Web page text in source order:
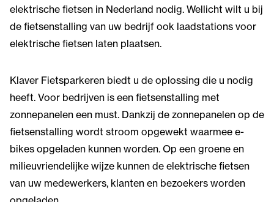
elektrische fietsen in Nederland nodig. Wellicht wilt u bij
de fietsenstalling van uw bedrijf ook laadstations voor
elektrische fietsen laten plaatsen.
Klaver Fietsparkeren biedt u de oplossing die u nodig
heeft. Voor bedrijven is een fietsenstalling met
zonnepanelen een must. Dankzij de zonnepanelen op de
fietsenstalling wordt stroom opgewekt waarmee e-
bikes opgeladen kunnen worden. Op een groene en
milieuvriendelijke wijze kunnen de elektrische fietsen
van uw medewerkers, klanten en bezoekers worden